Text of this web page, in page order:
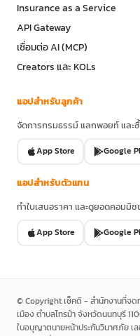
Insurance as a Service
API Gateway
เชื่อมต่อ AI (MCP)
Creators และ KOLs
แอปสำหรับลูกค้า
จัดการกรมธรรม์ แลกพอยท์ และ
App Store Google
แอปสำหรับตัวแทน
ทำใบเสนอราคา และดูยอดคอมมิ
App Store Google
© Copyright เช็คดิ - สำนักงานที่จด
เมือง ตำบลไทรม้า จังหวัดนนทบุรี
ใบอนุญาตนายหน้าประกันวินาศภัย เ